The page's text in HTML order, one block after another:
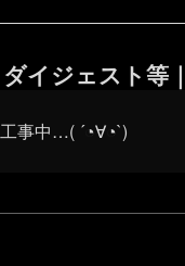
ダイジェスト等
工事中…( ´◔∀◔`)ゞ